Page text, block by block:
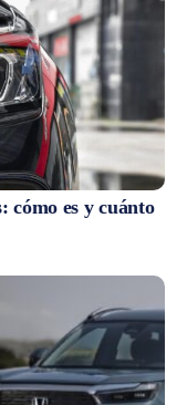
cómo es y cuánto